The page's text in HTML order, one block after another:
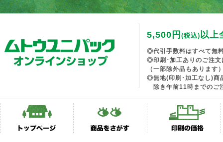
5,500円 (税込)以上
◎代引手数料はすべて無
◎印刷･加工ありのご注文
（一部除外品もあります
◎無地(印刷･加工なし)商
除き午前11時までのご